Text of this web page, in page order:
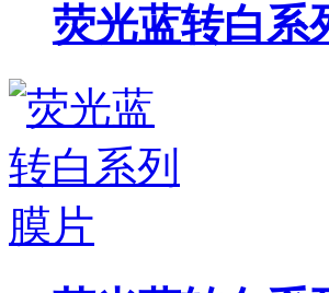
荧光蓝转白系